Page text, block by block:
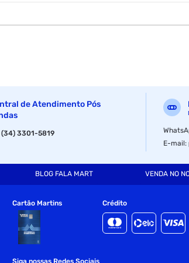
para a proteção de profissionais em
demais proced
de Atendimento Pós
(34) 3301-5819
E-mail:
BLOG FALA MART VENDA NO
Cartão Martins Crédito
Siga nossas Redes Sociais